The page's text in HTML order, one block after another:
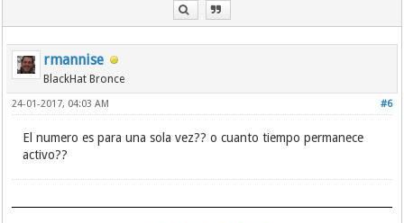
rmannise
BlackHat Bronce
#6
24-01-2017, 04:03 AM
El numero es para una sola vez?? o cuanto tiempo permanece
activo??